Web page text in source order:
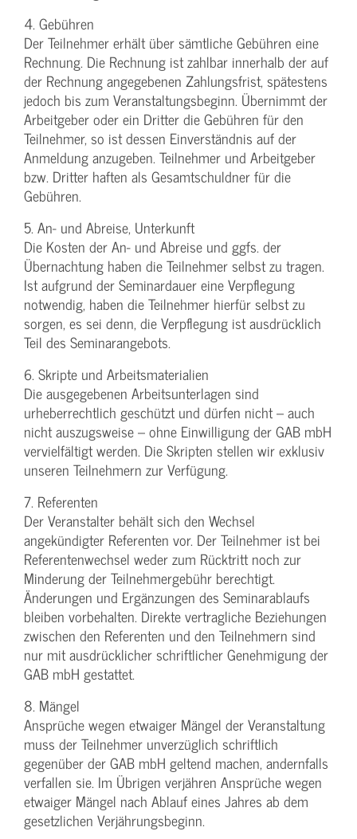
4. Gebühren
Der Teilnehmer erhält über sämtliche Gebühren eine
Rechnung. Die Rechnung ist zahlbar innerhalb der auf
der Rechnung angegebenen Zahlungsfrist, spätestens
jedoch bis zum Veranstaltungsbeginn. Übernimmt der
Arbeitgeber oder ein Dritter die Gebühren für den
Teilnehmer, so ist dessen Einverständnis auf der
Anmeldung anzugeben. Teilnehmer und Arbeitgeber
bzw. Dritter haften als Gesamtschuldner für die
Gebühren.
5. An- und Abreise, Unterkunft
Die Kosten der An- und Abreise und ggfs. der
Übernachtung haben die Teilnehmer selbst zu tragen.
Ist aufgrund der Seminardauer eine Verpflegung
notwendig, haben die Teilnehmer hierfür selbst zu
sorgen, es sei denn, die Verpflegung ist ausdrücklich
Teil des Seminarangebots.
6. Skripte und Arbeitsmaterialien
Die ausgegebenen Arbeitsunterlagen sind
urheberrechtlich geschützt und dürfen nicht – auch
nicht auszugsweise – ohne Einwilligung der GAB mbH
vervielfältigt werden. Die Skripten stellen wir exklusiv
unseren Teilnehmern zur Verfügung.
7. Referenten
Der Veranstalter behält sich den Wechsel
angekündigter Referenten vor. Der Teilnehmer ist bei
Referentenwechsel weder zum Rücktritt noch zur
Minderung der Teilnehmergebühr berechtigt.
Änderungen und Ergänzungen des Seminarablaufs
bleiben vorbehalten. Direkte vertragliche Beziehungen
zwischen den Referenten und den Teilnehmern sind
nur mit ausdrücklicher schriftlicher Genehmigung der
GAB mbH gestattet.
8. Mängel
Ansprüche wegen etwaiger Mängel der Veranstaltung
muss der Teilnehmer unverzüglich schriftlich
gegenüber der GAB mbH geltend machen, andernfalls
verfallen sie. Im Übrigen verjähren Ansprüche wegen
etwaiger Mängel nach Ablauf eines Jahres ab dem
gesetzlichen Verjährungsbeginn.